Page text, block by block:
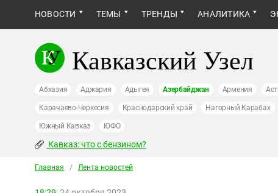
НОВОСТИ ТЕМЫ ТРЕНДЫ АНАЛИТИКА
Кавказский Узел
Абхазия Аджария Адыгея Азербайджан Армения
Карачаево-Черкесия Краснодарский край Нагорный Карабах
Южный Кавказ ЮФО
Кавказ: что с бензином?
Главная / Лента новостей